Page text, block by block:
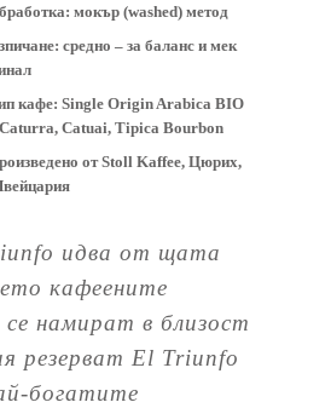
мокър (washed) метод
средно – за баланс и мек
кафе: Single Origin Arabica BIO
Catuai, Tipica Bourbon
от Stoll Kaffee, Цюрих,
идва от щата
кафеените
намират в близост
резерват El Triunfo
богатите